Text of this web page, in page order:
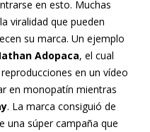
en esto. Muchas
viralidad que pueden
su marca. Un ejemplo
Adopaca, el cual
en un vídeo
en monopatín mientras
. La marca consiguió de
una súper campaña que